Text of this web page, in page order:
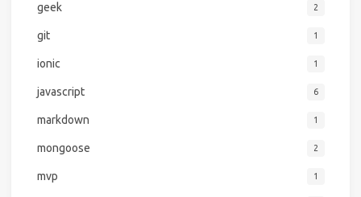
geek 2
git 1
ionic 1
javascript 6
markdown 1
mongoose 2
mvp 1